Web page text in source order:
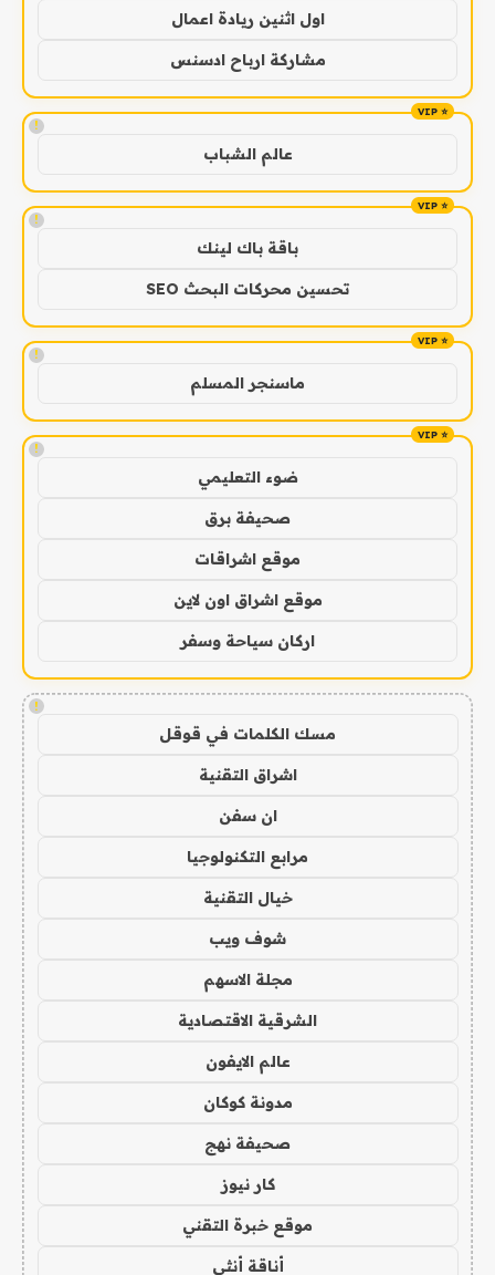
اول اثنين ريادة اعمال
مشاركة ارباح ادسنس
!
عالم الشباب
!
باقة باك لينك
تحسين محركات البحث SEO
!
ماسنجر المسلم
!
ضوء التعليمي
صحيفة برق
موقع اشراقات
موقع اشراق اون لاين
اركان سياحة وسفر
!
مسك الكلمات في قوقل
اشراق التقنية
ان سفن
مرابع التكنولوجيا
خيال التقنية
شوف ويب
مجلة الاسهم
الشرقية الاقتصادية
عالم الايفون
مدونة كوكان
صحيفة نهج
كار نيوز
موقع خبرة التقني
أناقة أنثى